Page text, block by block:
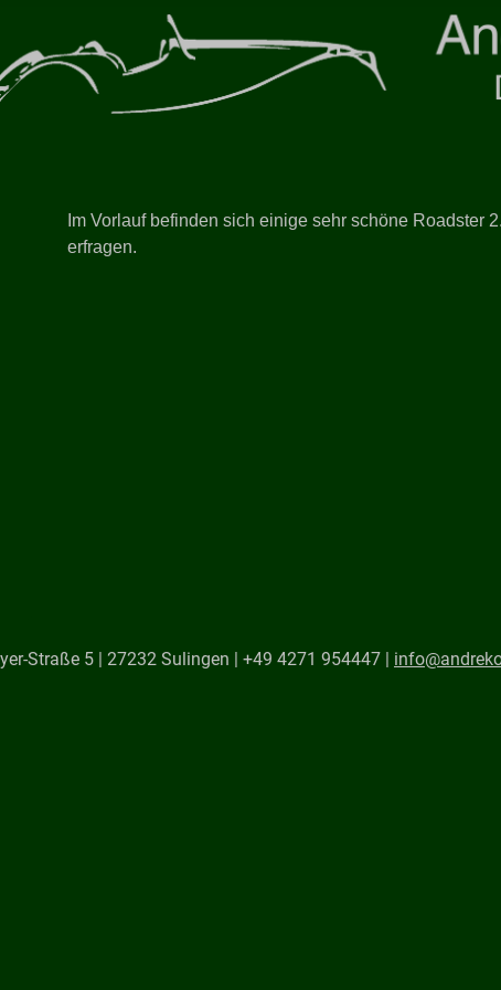
Im Vorlauf befinden sich einige sehr schöne Roadster
erfragen.
Straße 5 | 27232 Sulingen | +49 4271 954447 |